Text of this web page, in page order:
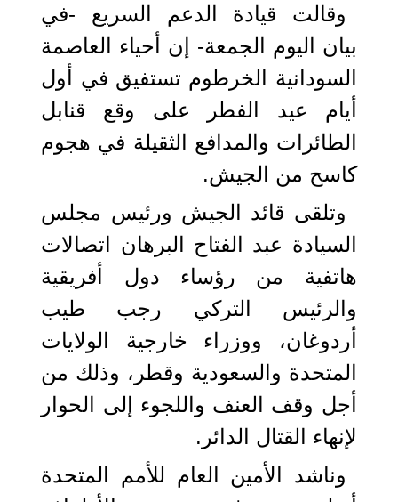
وقالت قيادة الدعم السريع -في
بيان اليوم الجمعة- إن أحياء العاصمة
السودانية الخرطوم تستفيق في أول
أيام عيد الفطر على وقع قنابل
الطائرات والمدافع الثقيلة في هجوم
كاسح من الجيش.
وتلقى قائد الجيش ورئيس مجلس
السيادة عبد الفتاح البرهان اتصالات
هاتفية من رؤساء دول أفريقية
والرئيس التركي رجب طيب
أردوغان، ووزراء خارجية الولايات
المتحدة والسعودية وقطر، وذلك من
أجل وقف العنف واللجوء إلى الحوار
لإنهاء القتال الدائر.
وناشد الأمين العام للأمم المتحدة